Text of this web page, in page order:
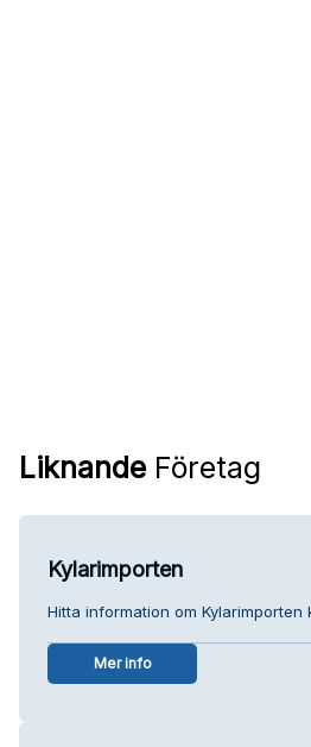
Liknande Företag
Kylarimporten
Hitta information om Kylarimporten
Mer info